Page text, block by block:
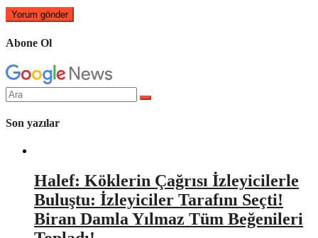
Abone Ol
Arama
yap:
Son yazılar
Halef: Köklerin Çağrısı İzleyicilerle
Buluştu: İzleyiciler Tarafını Seçti!
Biran Damla Yılmaz Tüm Beğenileri